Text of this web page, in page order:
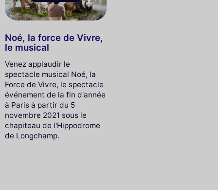
Noé, la force de Vivre,
le musical
Venez applaudir le
spectacle musical Noé, la
Force de Vivre, le spectacle
événement de la fin d'année
à Paris à partir du 5
novembre 2021 sous le
chapiteau de l'Hippodrome
de Longchamp.